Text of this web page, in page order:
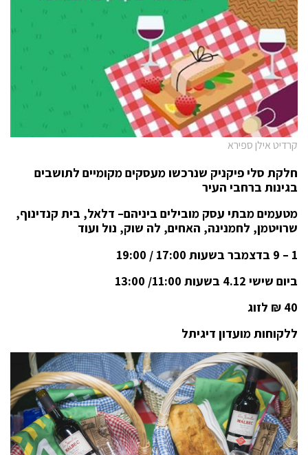
קרדיט אילן ספירא
חלקת סלי פיקניק שנרכשו מעסקים מקומיים לתושבים
בגינות ברחבי העיר
מטעמים מבתי עסק מובילים ביניהם– דלאל, בית קנדינוף,
שרויטמן, לחמנינה, האחים, לה שוק, נול ועוד
1 – 9 בדצמבר בשעות 17:00 / 19:00
ביום שישי 4.12 בשעות 11:00/ 13:00
40 ₪ לזוג
ללקוחות מועדון דיגיתל